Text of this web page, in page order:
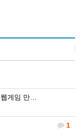
게임 만…
1